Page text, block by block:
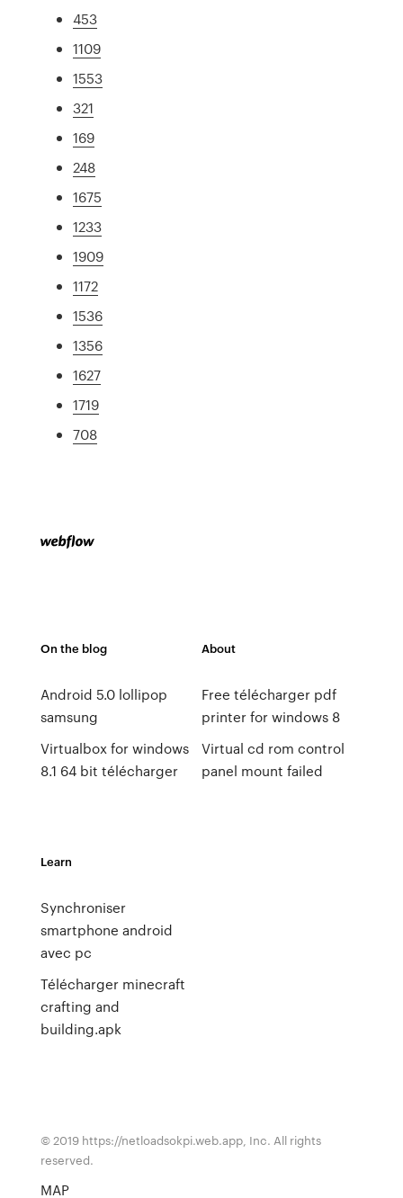
453
1109
1553
321
169
248
1675
1233
1909
1172
1536
1356
1627
1719
708
On the blog
Android 5.0 lollipop
samsung
Virtualbox for windows
8.1 64 bit télécharger
About
Free télécharger pdf
printer for windows 8
Virtual cd rom control
panel mount failed
Learn
Synchroniser
smartphone android
avec pc
Télécharger minecraft
crafting and
building.apk
© 2019 https://netloadsokpi.web.app, Inc. All rights
reserved.
MAP